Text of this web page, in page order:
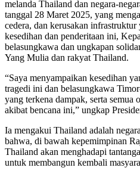
melanda Thailand dan negara-
tanggal 28 Maret 2025, yang
cedera, dan kerusakan
kesedihan dan penderitaan ini,
belasungkawa dan ungkapan
Yang Mulia dan rakyat Thailand.
“Saya menyampaikan kesedihan
tragedi ini dan belasungkawa
yang terkena dampak, serta semua
akibat bencana ini,” ungkap
Ia mengakui Thailand adalah
bahwa, di bawah kepemimpinan
Thailand akan menghadapi
untuk membangun kembali